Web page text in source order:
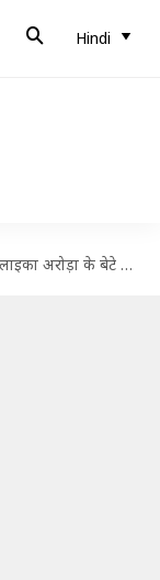
Hindi
कब करेंगे बॉलीवुड में डेब्यू? पिता ने बताया